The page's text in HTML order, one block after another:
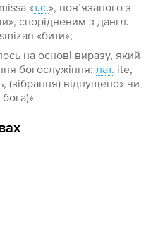
missa «т.с.», пов’язаного з
спорідненим з дангл.
smizan «бити»;
на основі виразу, який
богослужіння: лат. ite,
(зібрання) відпущено» чи